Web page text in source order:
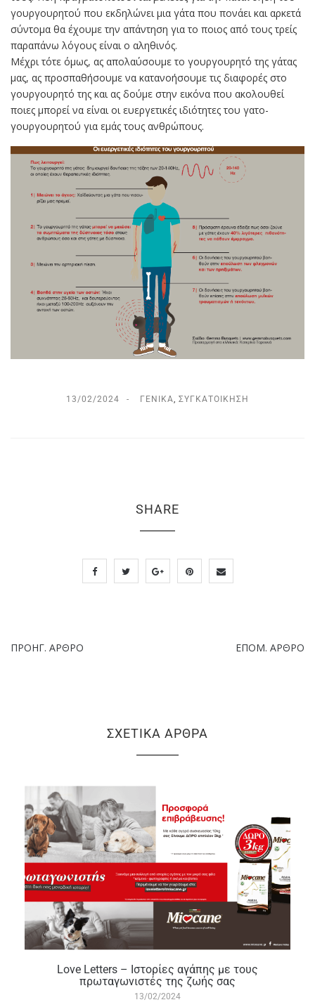
γουργουρητού που εκδηλώνει μια γάτα που πονάει και αρκετά
σύντομα θα έχουμε την απάντηση για το ποιος από τους τρείς
παραπάνω λόγους είναι ο αληθινός.
Μέχρι τότε όμως, ας απολαύσουμε το γουργουρητό της γάτας
μας, ας προσπαθήσουμε να κατανοήσουμε τις διαφορές στο
γουργουρητό της και ας δούμε στην εικόνα που ακολουθεί
ποιες μπορεί να είναι οι ευεργετικές ιδιότητες του γατο-
γουργουρητού για εμάς τους ανθρώπους.
13/02/2024 ΓΕΝΙΚΆ, ΣΥΓΚΑΤΟΊΚΗΣΗ
SHARE
ΠΡΟΗΓ. ΆΡΘΡΟ ΕΠΌΜ. ΆΡΘΡΟ
ΣΧΕΤΙΚΆ ΆΡΘΡΑ
Love Letters – Iστορίες αγάπης με τους
πρωταγωνιστές της ζωής σας
13/02/2024